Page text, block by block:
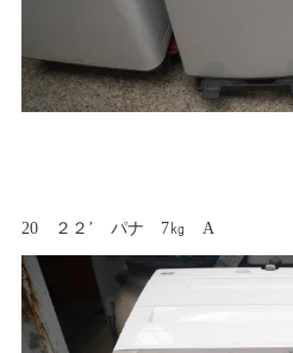
20 ２２’ パナ 7㎏ A